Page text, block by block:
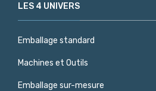
LES 4 UNIVERS
Emballage standard
Machines et Outils
Emballage sur-mesure